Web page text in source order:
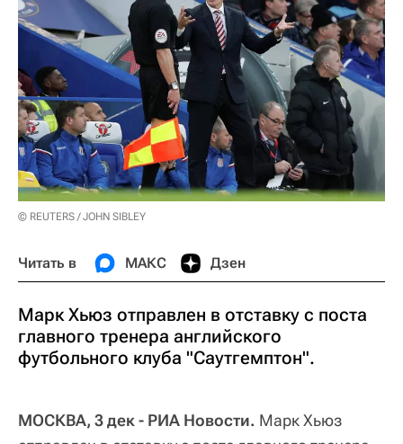
© REUTERS / JOHN SIBLEY
Читать в МАКС Дзен
Марк Хьюз отправлен в отставку с поста
главного тренера английского
футбольного клуба "Саутгемптон".
МОСКВА, 3 дек - РИА Новости. Марк Хьюз